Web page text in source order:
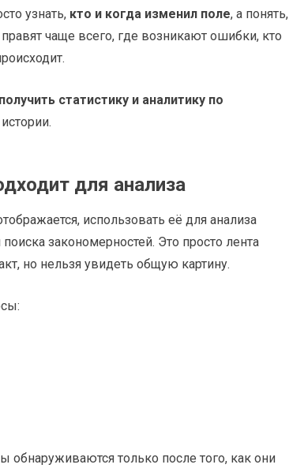
узнать, кто и когда изменил поле, а понять,
чаще всего, где возникают ошибки, кто
статистику и аналитику по
для анализа
использовать её для анализа
закономерностей. Это просто лента
но нельзя увидеть общую картину.
обнаруживаются только после того, как они